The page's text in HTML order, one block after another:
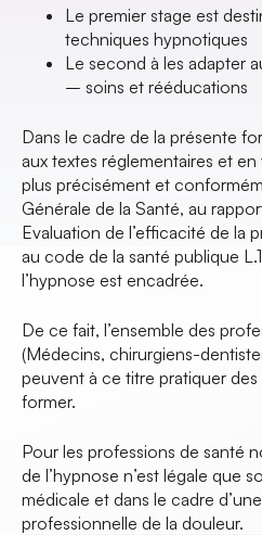
Le premier stage est
techniques hypnotiques
Le second à les adapter
– soins et rééducations
Dans le cadre de la présente
aux textes réglementaires et
plus précisément et
Générale de la Santé, au
Evaluation de l’efficacité de la
au code de la santé publique
l’hypnose est encadrée.
De ce fait, l’ensemble des
(Médecins, chirurgiens-
peuvent à ce titre pratiquer des
former.
Pour les professions de santé
de l’hypnose n’est légale que
médicale et dans le cadre
professionnelle de la douleur.